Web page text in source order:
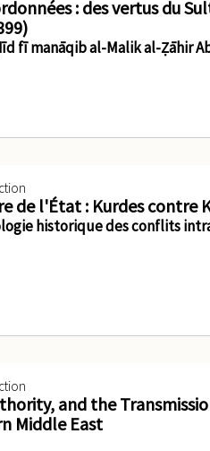
: des vertus du
fī manāqib al-Malik al-Ẓāhir
de l'État : Kurdes contre
historique des conflits
and the
Middle East